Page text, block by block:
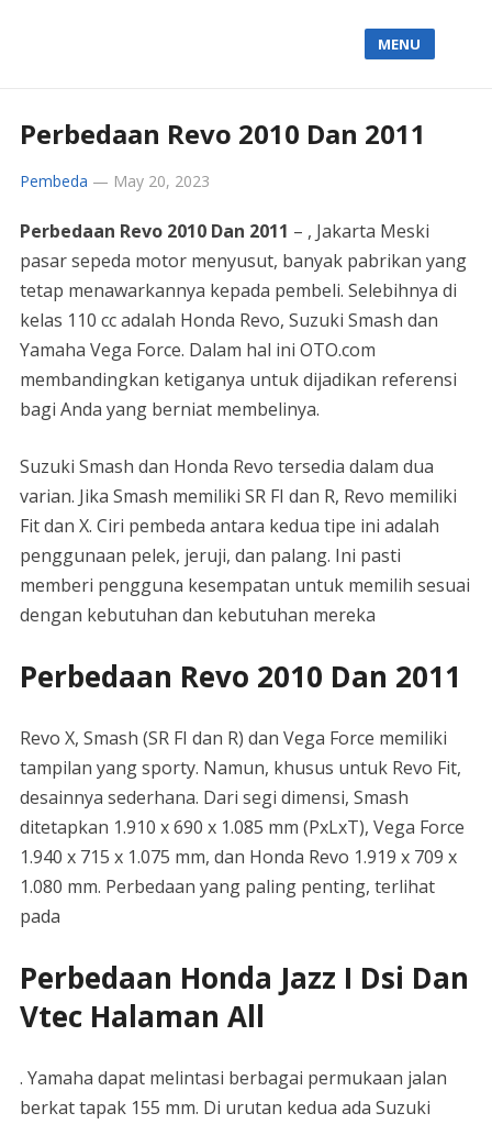
MENU
Perbedaan Revo 2010 Dan 2011
Pembeda — May 20, 2023
Perbedaan Revo 2010 Dan 2011 – , Jakarta Meski
pasar sepeda motor menyusut, banyak pabrikan yang
tetap menawarkannya kepada pembeli. Selebihnya di
kelas 110 cc adalah Honda Revo, Suzuki Smash dan
Yamaha Vega Force. Dalam hal ini OTO.com
membandingkan ketiganya untuk dijadikan referensi
bagi Anda yang berniat membelinya.
Suzuki Smash dan Honda Revo tersedia dalam dua
varian. Jika Smash memiliki SR FI dan R, Revo memiliki
Fit dan X. Ciri pembeda antara kedua tipe ini adalah
penggunaan pelek, jeruji, dan palang. Ini pasti
memberi pengguna kesempatan untuk memilih sesuai
dengan kebutuhan dan kebutuhan mereka
Perbedaan Revo 2010 Dan 2011
Revo X, Smash (SR FI dan R) dan Vega Force memiliki
tampilan yang sporty. Namun, khusus untuk Revo Fit,
desainnya sederhana. Dari segi dimensi, Smash
ditetapkan 1.910 x 690 x 1.085 mm (PxLxT), Vega Force
1.940 x 715 x 1.075 mm, dan Honda Revo 1.919 x 709 x
1.080 mm. Perbedaan yang paling penting, terlihat
pada
Perbedaan Honda Jazz I Dsi Dan
Vtec Halaman All
. Yamaha dapat melintasi berbagai permukaan jalan
berkat tapak 155 mm. Di urutan kedua ada Suzuki